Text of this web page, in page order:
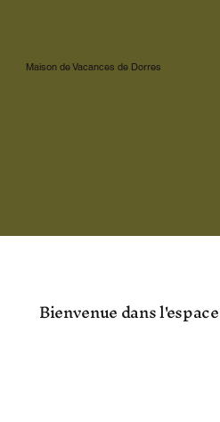
Maison de Vacances de Dorres
Bienvenue dans